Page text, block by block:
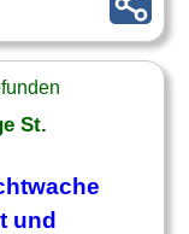
St.
und